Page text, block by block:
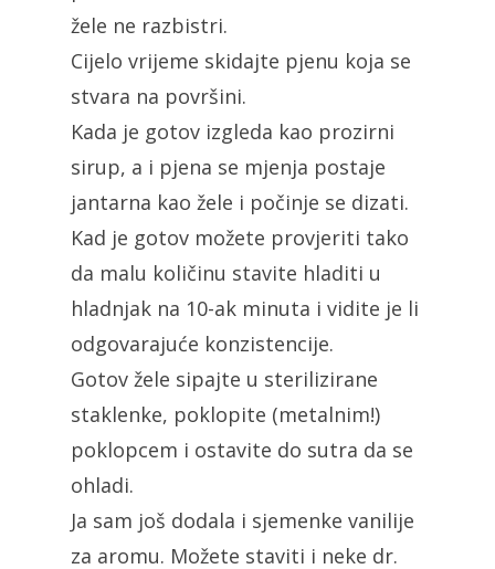
žele ne razbistri.
Cijelo vrijeme skidajte pjenu koja se
stvara na površini.
Kada je gotov izgleda kao prozirni
sirup, a i pjena se mjenja postaje
jantarna kao žele i počinje se dizati.
Kad je gotov možete provjeriti tako
da malu količinu stavite hladiti u
hladnjak na 10-ak minuta i vidite je li
odgovarajuće konzistencije.
Gotov žele sipajte u sterilizirane
staklenke, poklopite (metalnim!)
poklopcem i ostavite do sutra da se
ohladi.
Ja sam još dodala i sjemenke vanilije
za aromu. Možete staviti i neke dr.